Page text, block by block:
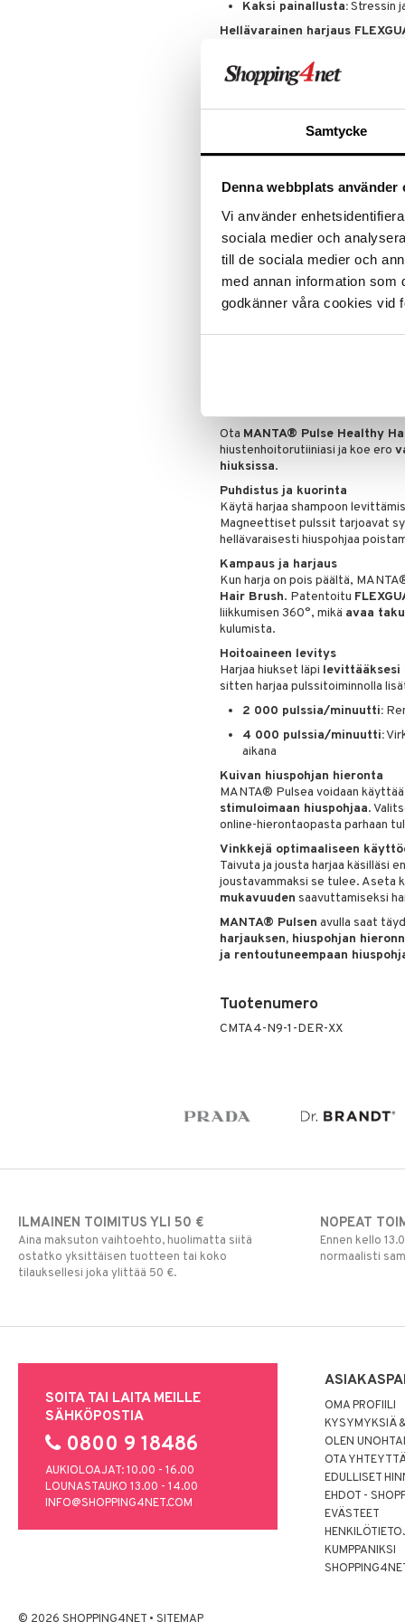
Samtycke
Denna webbplats använder
Vi använder
sociala medier och
till de sociala medier och
med annan information som
godkänner våra cookies vid
Kaksi painallusta:Stressin
Hellävarainen harjaus
teknologiaa
, jossa jokainen
saavuttamasta jännityspistettä,
hellävaraisesti ja minimoi
MANTA® Pulsen edut:
Sähköinen harja
Rentoutus ja jännityksen
FLEXGUARD™-teknologia
Hellävarainen selvitys ja
Sopii kaikille hiustyypeille ja
MANTA® Pulseon enemmän
päänahan hoitoon, joka
Näin käytät MANTA® Pulsea
Ota MANTA® Pulse Healthy
hiustenhoitorutiiniasi ja koe ero
hiuksissa.
Puhdistus ja kuorinta
Käytä harjaa shampoon
Magneettiset pulssit tarjoavat
hellävaraisesti hiuspohjaa
Kampaus ja harjaus
Kun harja on pois päältä,
Hair Brush. Patentoitu
liikkumisen 360°, mikä avaa
kulumista.
Hoitoaineen levitys
Harjaa hiukset läpi levittääksesi
sitten harjaa pulssitoiminnolla
2 000 pulssia/minuutti:
4 000 pulssia/minuutti:
aikana
Kuivan hiuspohjan hieronta
MANTA® Pulsea voidaan
stimuloimaan hiuspohjaa.
online-hierontaopasta parhaan
Vinkkejä optimaaliseen
Taivuta ja jousta harjaa käsilläsi
joustavammaksi se tulee. Aseta
mukavuuden saavuttamiseksi
MANTA® Pulsen avulla saat
harjauksen, hiuspohjan
ja rentoutuneempaan
Tuotenumero
CMTA4-N9-1-DER-XX
ILMAINEN TOIMITUS YLI 50 €
Aina maksuton vaihtoehto, huolimatta siitä
ostatko yksittäisen tuotteen tai koko
tilauksellesi joka ylittää 50 €.
NOPEAT
Ennen kello
normaalisti
SOITA TAI LAITA MEILLE
SÄHKÖPOSTIA
0800 9 18486
AUKIOLOAJAT: 10.00 - 16.00
LOUNASTAUKO 13.00 - 14.00
INFO@SHOPPING4NET.COM
OMA PROFIILI
KYSYMYKSIÄ
OLEN
OTA
EDULLISET
EHDOT -
EVÄSTEET
KUMPPANIKSI